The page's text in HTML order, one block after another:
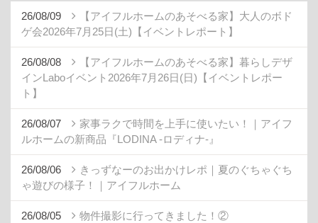
ト】
ルホームの新商品『LODINA -ロディナ-』
26/08/06
26/08/05 物件撮影に行ってきました！②
26/08/04
【アイフルホームのあそべる家】あんこ部
2026年7月30日(木)【イベントレポート】